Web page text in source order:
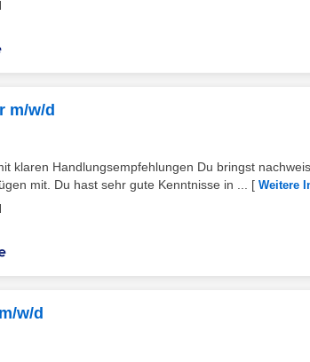
m/w/d
klaren Handlungsempfehlungen Du bringst
mit. Du hast sehr gute Kenntnisse in ...
[ Weitere
w/d